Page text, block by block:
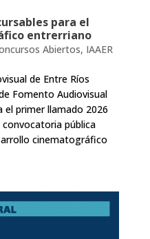
para el
entrerriano
Abiertos, IAAER
de Entre Ríos
Fomento Audiovisual
el primer llamado 2026
pública
cinematográfico